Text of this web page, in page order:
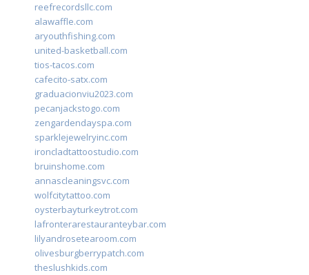
reefrecordsllc.com
alawaffle.com
aryouthfishing.com
united-basketball.com
tios-tacos.com
cafecito-satx.com
graduacionviu2023.com
pecanjackstogo.com
zengardendayspa.com
sparklejewelryinc.com
ironcladtattoostudio.com
bruinshome.com
annascleaningsvc.com
wolfcitytattoo.com
oysterbayturkeytrot.com
lafronterarestauranteybar.com
lilyandrosetearoom.com
olivesburgberrypatch.com
theslushkids.com